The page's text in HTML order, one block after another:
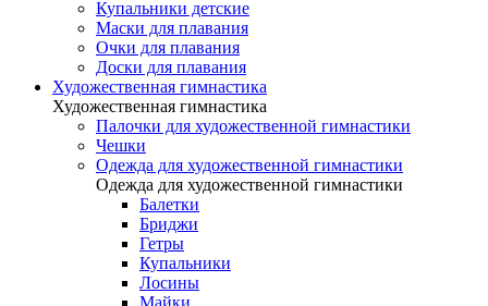
Купальники детские
Маски для плавания
Очки для плавания
Доски для плавания
Художественная гимнастика
Художественная гимнастика
Палочки для художественной гимнастики
Чешки
Одежда для художественной гимнастики
Одежда для художественной гимнастики
Балетки
Бриджи
Гетры
Купальники
Лосины
Майки